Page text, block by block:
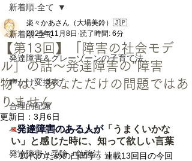
新着順-全て
発達障害＆グレーゾーンの子育て法
声かけ変換表
合理的配慮
ペアレントトレーニング
発達障害と受験・勉強法
新着順-全て
【第13回】「障害の社会モデ
ル」の話〜発達障害の"障害
物”は、あなただけの問題ではあ
りません
楽々かあさん（大場美鈴）🇯🇵
2025年11月8日 読了時間: 6分
更新日： 3月6日
■発達障害のある人が「うまくいかな
い」と感じた時に、知って欲しい言葉
「10代のための凸凹学」連載13回目の今回